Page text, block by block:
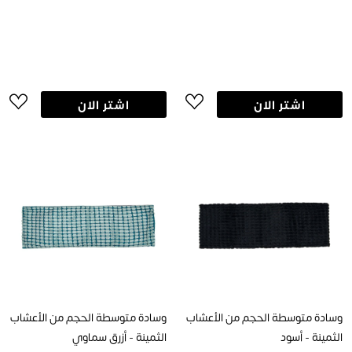
اشتر الان اشتر الان
وسادة متوسطة الحجم من الأعشاب
الثمينة - أسود
وسادة متوسطة الحجم من الأعشاب
الثمينة - أزرق سماوي